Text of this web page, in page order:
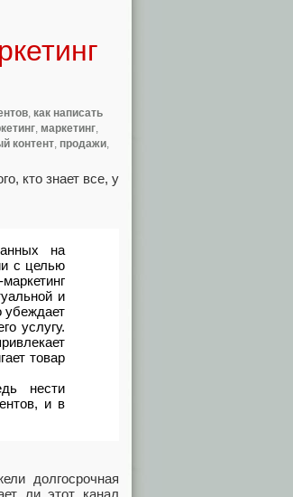
как написать
маркетинг
контент продажи
кто знает все, у
на
с целью
и
убеждает
услугу.
товар
нести
и в
долгосрочная